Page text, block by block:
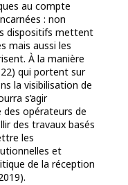
au compte
: non
dispositifs mettent
mais aussi les
À la manière
qui portent sur
la visibilisation de
s’agir
des opérateurs de
des travaux basés
les
et
de la réception